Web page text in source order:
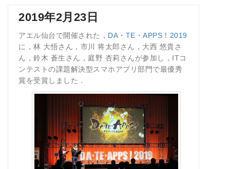
2019年2月23日
アエル仙台で開催された， DA・TE・APPS！2019
に，林 大悟さん，市川 将太郎さん，大西 悠貴さ
ん，鈴木 蒼生さん，庭野 杏莉さんが参加し，ITコ
ンテストの課題解決型スマホアプリ部門で最優秀
賞を受賞しました．